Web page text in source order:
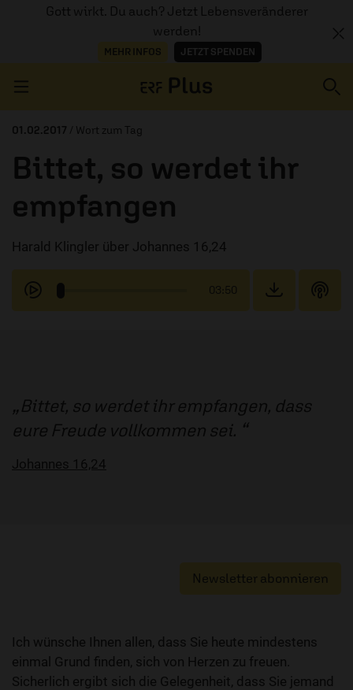
Gott wirkt. Du auch? Jetzt Lebensveränderer
werden!
MEHR INFOS JETZT SPENDEN
AUDIOTHEK
PROGRAMM
MITMACHEN
01.02.2017 / Wort zum Tag
Bittet, so werdet ihr
empfangen
Harald Klingler über Johannes 16,24
03:50
Bittet, so werdet ihr empfangen, dass
eure Freude vollkommen sei.
Johannes 16,24
Newsletter abonnieren
Ich wünsche Ihnen allen, dass Sie heute mindestens
einmal Grund finden, sich von Herzen zu freuen.
Sicherlich ergibt sich die Gelegenheit, dass Sie jemand